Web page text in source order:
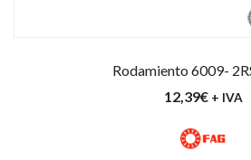
Rodamiento 6009-
12,39€ + IVA